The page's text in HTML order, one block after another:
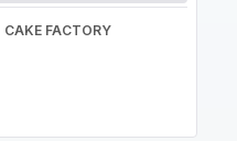
CAKE FACTORY